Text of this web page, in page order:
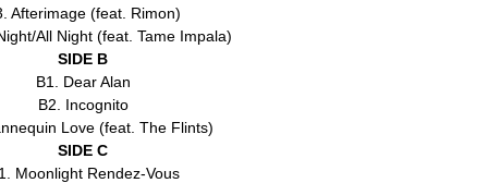
Afterimage (feat. Rimon)
All Night (feat. Tame Impala)
SIDE B
B1. Dear Alan
B2. Incognito
Love (feat. The Flints)
SIDE C
Moonlight Rendez-Vous